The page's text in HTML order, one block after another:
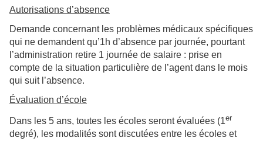
Autorisations d’absence
Demande concernant les problèmes médicaux spécifiques
qui ne demandent qu’1h d’absence par journée, pourtant
l’administration retire 1 journée de salaire : prise en
compte de la situation particulière de l’agent dans le mois
qui suit l’absence.
Évaluation d’école
Dans les 5 ans, toutes les écoles seront évaluées (1er
degré), les modalités sont discutées entre les écoles et